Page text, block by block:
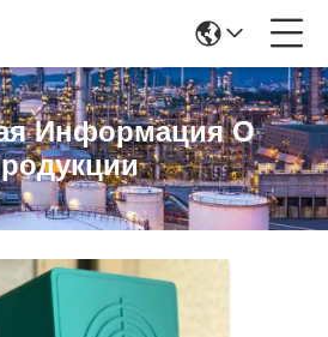
Информация О